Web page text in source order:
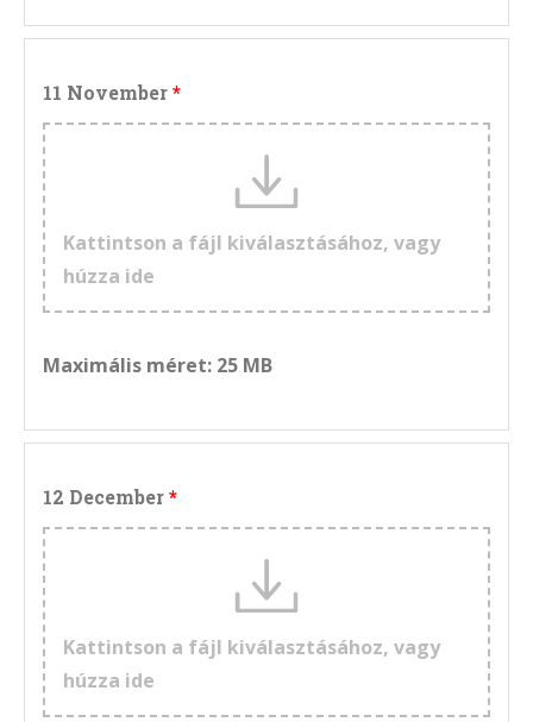
11 November
Kattintson a fájl kiválasztásához, vagy
húzza ide
Maximális méret: 25 MB
12 December
Kattintson a fájl kiválasztásához, vagy
húzza ide